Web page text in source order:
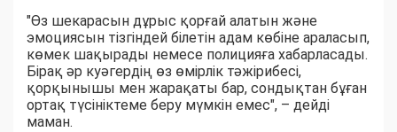
"Өз шекарасын дұрыс қорғай алатын және
эмоциясын тізгіндей білетін адам көбіне араласып,
көмек шақырады немесе полицияға хабарласады.
Бірақ әр куәгердің өз өмірлік тәжірибесі,
қорқынышы мен жарақаты бар, сондықтан бұған
ортақ түсініктеме беру мүмкін емес", – дейді
маман.